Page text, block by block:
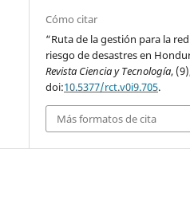
Cómo citar
“Ruta de la gestión para la
riesgo de desastres en
Revista Ciencia y Tecnología,
doi:10.5377/rct.v0i9.705.
Más formatos de cita